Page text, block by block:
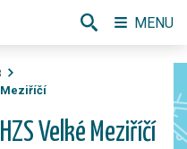
Meziříčí
Velké Meziříčí
MENU